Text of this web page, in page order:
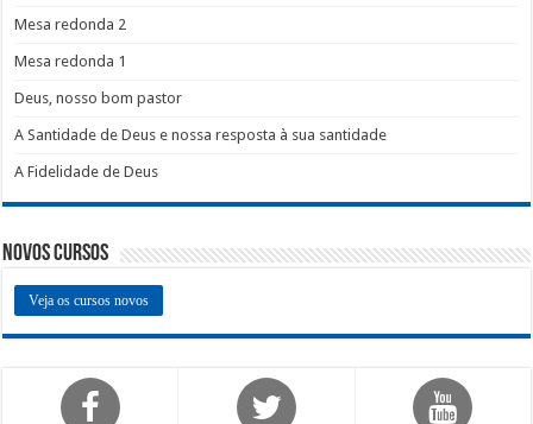
Mesa redonda 2
Mesa redonda 1
Deus, nosso bom pastor
A Santidade de Deus e nossa resposta à sua santidade
A Fidelidade de Deus
Novos Cursos
Veja os cursos novos